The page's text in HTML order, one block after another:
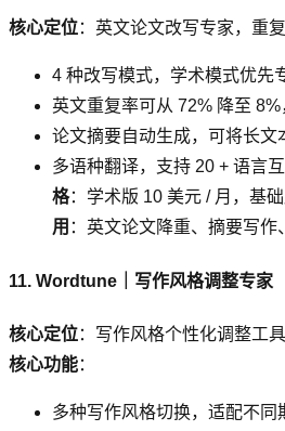
核心定位：英文论文改写专家，重
4 种改写模式，学术模式优先
英文重复率可从 72% 降至
论文摘要自动生成，可将长文
多语种翻译，支持 20 + 语言
格：学术版 10 美元 / 月，基
用 ：英文论文降重、摘要写作
11. Wordtune｜写作风格调整专家（
核心定位：写作风格个性化调整工
核心功能：
多种写作风格切换，适配不同